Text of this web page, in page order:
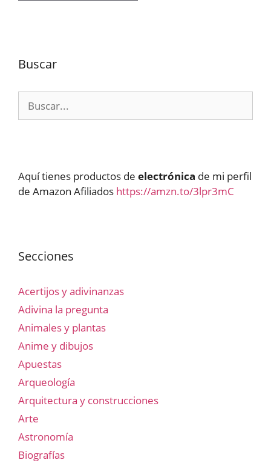
Buscar
Aquí tienes productos de electrónica de mi perfil
de Amazon Afiliados https://amzn.to/3lpr3mC
Secciones
Acertijos y adivinanzas
Adivina la pregunta
Animales y plantas
Anime y dibujos
Apuestas
Arqueología
Arquitectura y construcciones
Arte
Astronomía
Biografías